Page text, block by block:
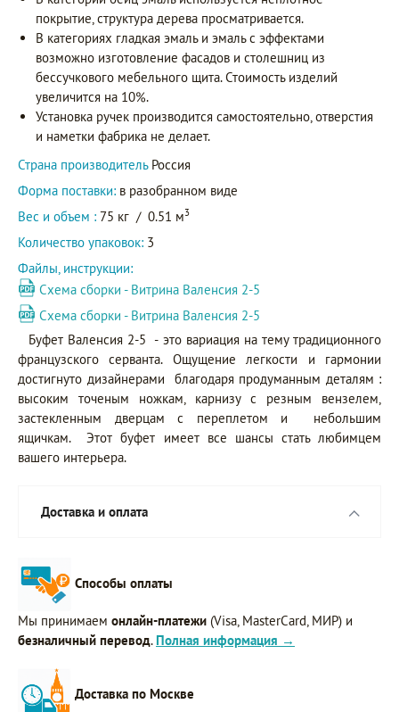
покрытие, структура дерева просматривается.
В категориях гладкая эмаль и эмаль с эффектами
возможно изготовление фасадов и столешниц из
бессучкового мебельного щита. Стоимость изделий
увеличится на 10%.
Установка ручек производится самостоятельно, отверстия
и наметки фабрика не делает.
Страна производитель Россия
Форма поставки: в разобранном виде
Вес и объем : 75 кг / 0.51 м3
Количество упаковок: 3
Файлы, инструкции:
Схема сборки - Витрина Валенсия 2-5
Схема сборки - Витрина Валенсия 2-5
Буфет Валенсия 2-5 - это вариация на тему традиционного
французского серванта. Ощущение легкости и гармонии
достигнуто дизайнерами благодаря продуманным деталям :
высоким точеным ножкам, карнизу с резным вензелем,
застекленным дверцам с переплетом и небольшим
ящичкам. Этот буфет имеет все шансы стать любимцем
вашего интерьера.
Доставка и оплата
Способы оплаты
Мы принимаем онлайн-платежи (Visa, MasterCard, МИР) и
безналичный перевод. Полная информация →
Доставка по Москве